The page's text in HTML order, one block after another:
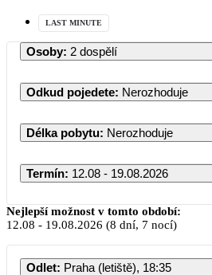
LAST MINUTE
Osoby: 2 dospělí
Odkud pojedete: Nerozhoduje
Délka pobytu: Nerozhoduje
Termín: 12.08 - 19.08.2026
PO
Nejlepší možnost v tomto období:
12.08 - 19.08.2026 (8 dní, 7 nocí)
Odlet: Praha (letiště), 18:35